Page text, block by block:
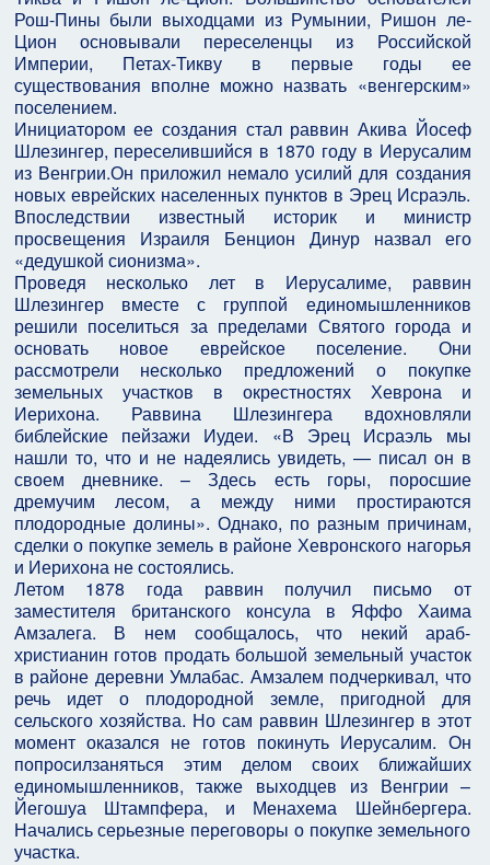
Рош-Пины были выходцами из Румынии, Ришон ле-
Цион основывали переселенцы из Российской
Империи, Петах-Тикву в первые годы ее
существования вполне можно назвать «венгерским»
поселением.
Инициатором ее создания стал раввин Акива Йосеф
Шлезингер, переселившийся в 1870 году в Иерусалим
из Венгрии.Он приложил немало усилий для создания
новых еврейских населенных пунктов в Эрец Исраэль.
Впоследствии известный историк и министр
просвещения Израиля Бенцион Динур назвал его
«дедушкой сионизма».
Проведя несколько лет в Иерусалиме, раввин
Шлезингер вместе с группой единомышленников
решили поселиться за пределами Святого города и
основать новое еврейское поселение. Они
рассмотрели несколько предложений о покупке
земельных участков в окрестностях Хеврона и
Иерихона. Раввина Шлезингера вдохновляли
библейские пейзажи Иудеи. «В Эрец Исраэль мы
нашли то, что и не надеялись увидеть, — писал он в
своем дневнике. – Здесь есть горы, поросшие
дремучим лесом, а между ними простираются
плодородные долины». Однако, по разным причинам,
сделки о покупке земель в районе Хевронского нагорья
и Иерихона не состоялись.
Летом 1878 года раввин получил письмо от
заместителя британского консула в Яффо Хаима
Амзалега. В нем сообщалось, что некий араб-
христианин готов продать большой земельный участок
в районе деревни Умлабас. Амзалем подчеркивал, что
речь идет о плодородной земле, пригодной для
сельского хозяйства. Но сам раввин Шлезингер в этот
момент оказался не готов покинуть Иерусалим. Он
попросилзаняться этим делом своих ближайших
единомышленников, также выходцев из Венгрии –
Йегошуа Штампфера, и Менахема Шейнбергера.
Начались серьезные переговоры о покупке земельного
участка.